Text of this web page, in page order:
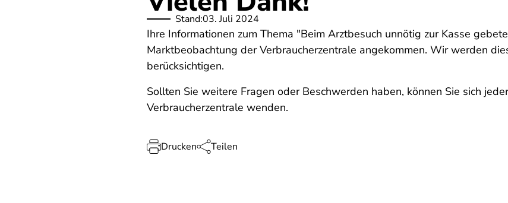
Stand:03. Juli 2024
Ihre Informationen zum Thema "Beim Arztbesuch unnötig zur Kasse
Marktbeobachtung der Verbraucherzentrale angekommen. Wir werden
berücksichtigen.
Sollten Sie weitere Fragen oder Beschwerden haben, können Sie sich
Verbraucherzentrale wenden.
Drucken Teilen